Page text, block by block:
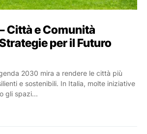
Città e Comunità
per il Futuro
2030 mira a rendere le città più
e sostenibili. In Italia, molte iniziative
gli spazi...